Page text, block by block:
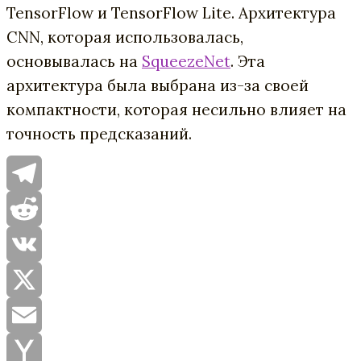
TensorFlow и TensorFlow Lite. Архитектура
CNN, которая использовалась,
основывалась на SqueezeNet. Эта
архитектура была выбрана из-за своей
компактности, которая несильно влияет на
точность предсказаний.
Telegram
Reddit
VK
X
Email